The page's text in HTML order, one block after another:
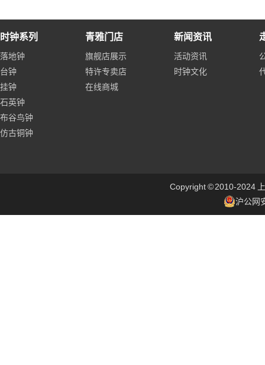
时钟系列
落地钟
台钟
挂钟
石英钟
布谷鸟钟
仿古铜钟
青雅门店
旗舰店展示
特许专卖店
在线商城
新闻资讯
活动资讯
时钟文化
Copyright © 2010-2024
沪公网